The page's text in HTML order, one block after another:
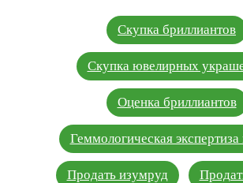
Скупка бриллиантов
Скупка ювелирных
Оценка бриллиантов
Геммологическая
Продать изумруд